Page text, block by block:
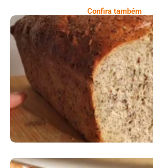
Confira também
Comer Bem: Pão Low